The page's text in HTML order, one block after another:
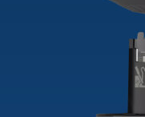
Rilevatori di
Esperti OEM
Controllo
Emettitore
Comando
Cataloghi e